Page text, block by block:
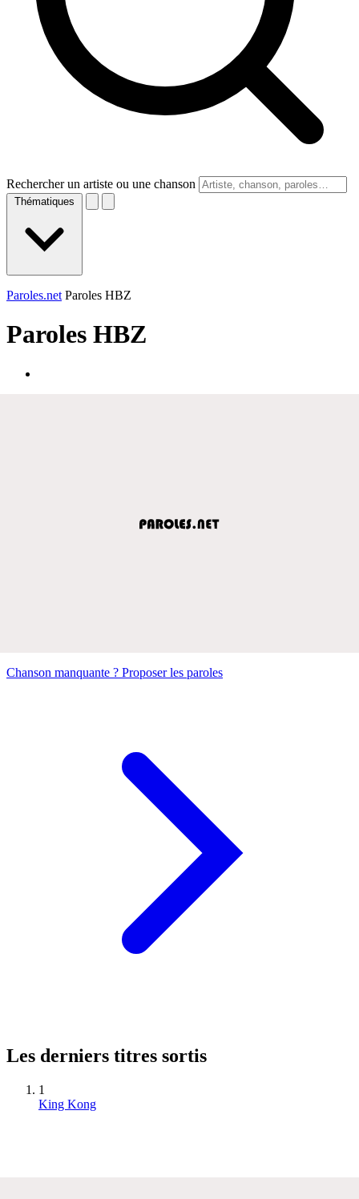
Rechercher un artiste ou une chanson
Thématiques
Paroles.net Paroles HBZ
Paroles HBZ
Chanson manquante ? Proposer les paroles
Les derniers titres sortis
1
King Kong